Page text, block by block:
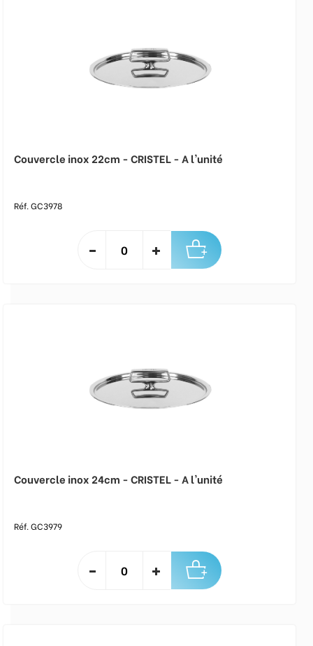
Couvercle inox 22cm - CRISTEL - A l'unité
Réf. GC3978
Couvercle inox 24cm - CRISTEL - A l'unité
Réf. GC3979